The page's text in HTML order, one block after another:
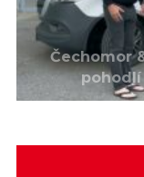
Čechomor
pohodlí